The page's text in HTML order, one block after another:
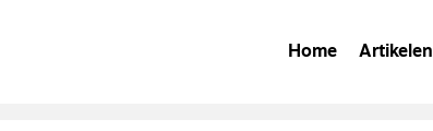
Home Artikelen